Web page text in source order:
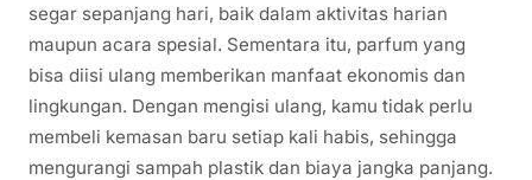
segar sepanjang hari, baik dalam aktivitas harian
maupun acara spesial. Sementara itu, parfum yang
bisa diisi ulang memberikan manfaat ekonomis dan
lingkungan. Dengan mengisi ulang, kamu tidak perlu
membeli kemasan baru setiap kali habis, sehingga
mengurangi sampah plastik dan biaya jangka panjang.